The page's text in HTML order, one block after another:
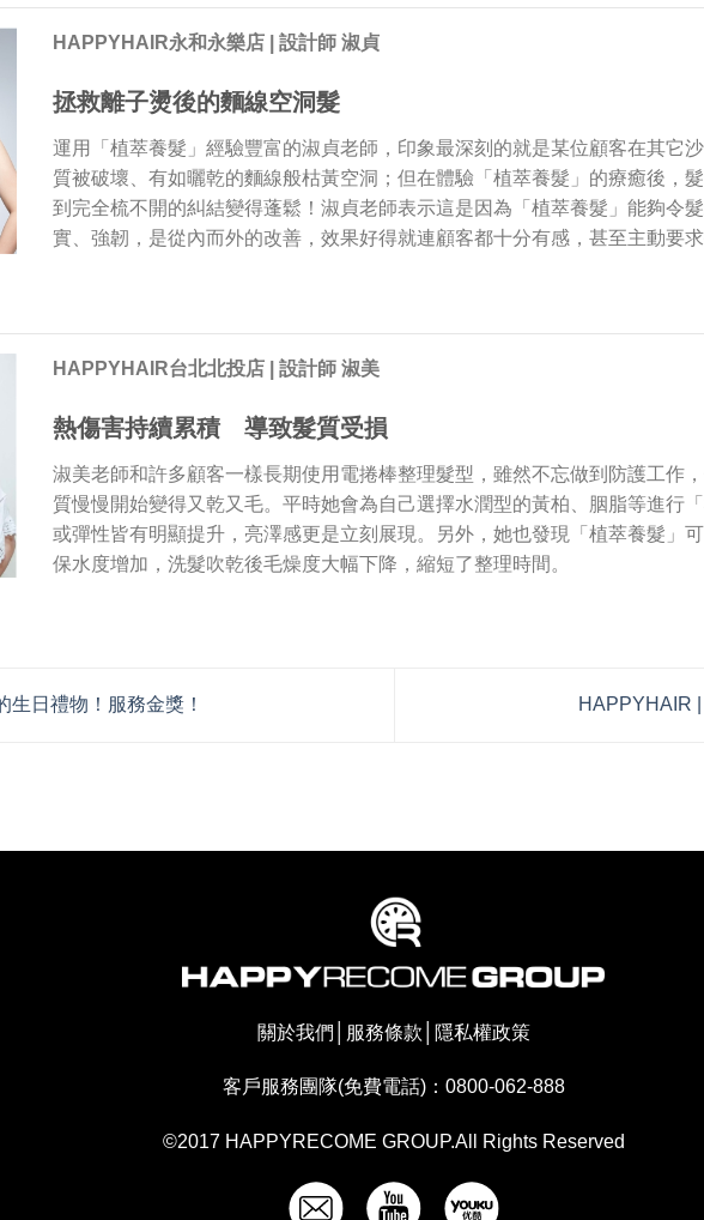
HAPPYHAIR永和永樂店 | 設計師 淑貞
拯救離子燙後的麵線空洞髮
運用「植萃養髮」經驗豐富的淑貞老師，印象最深刻的就是某位顧客在其它
質被破壞、有如曬乾的麵線般枯黃空洞；但在體驗「植萃養髮」的療癒後，
到完全梳不開的糾結變得蓬鬆！淑貞老師表示這是因為「植萃養髮」能夠令
實、強韌，是從內而外的改善，效果好得就連顧客都十分有感，甚至主動要求
HAPPYHAIR台北北投店 | 設計師 淑美
熱傷害持續累積 導致髮質受損
淑美老師和許多顧客一樣長期使用電捲棒整理髮型，雖然不忘做到防護工作
質慢慢開始變得又乾又毛。平時她會為自己選擇水潤型的黃柏、胭脂等進行
或彈性皆有明顯提升，亮澤感更是立刻展現。另外，她也發現「植萃養髮」
保水度增加，洗髮吹乾後毛燥度大幅下降，縮短了整理時間。
生日禮物！服務金獎！ HAPPYHAIR
關於我們 服務條款 隱私權政策
客戶服務團隊(免費電話)：0800-062-888
©2017 HAPPYRECOME GROUP.All Rights Reserved